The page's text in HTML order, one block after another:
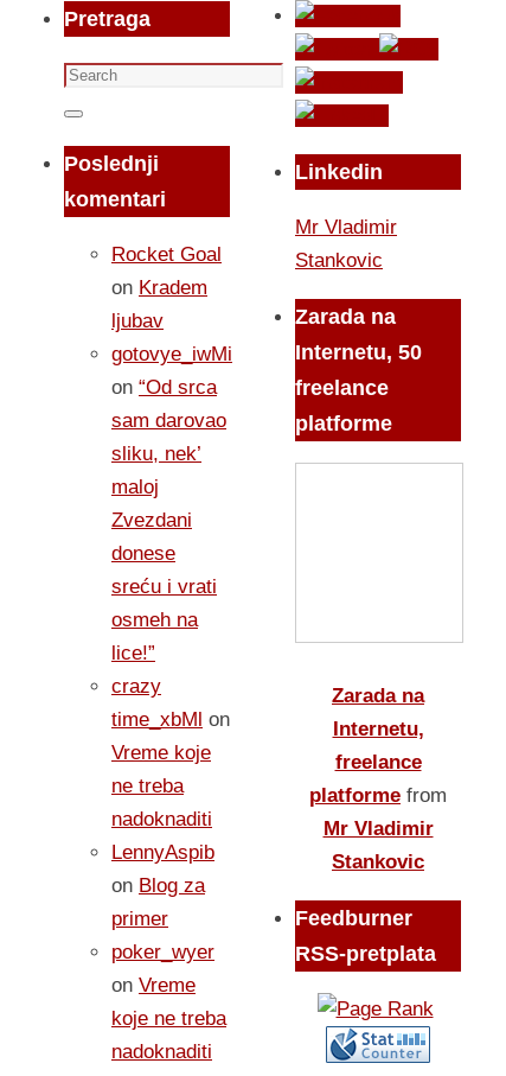
Pretraga
Search
for:
Search
Poslednji
komentari
Rocket Goal
on Kradem
ljubav
gotovye_iwMi
on “Od srca
sam darovao
sliku, nek’
maloj
Zvezdani
donese
sreću i vrati
osmeh na
lice!”
crazy
time_xbMl on
Vreme koje
ne treba
nadoknaditi
LennyAspib
on Blog za
primer
poker_wyer
on Vreme
koje ne treba
nadoknaditi
Linkedin
Mr Vladimir
Stankovic
Zarada na
Internetu, 50
freelance
platforme
Zarada na
Internetu,
freelance
platforme from
Mr Vladimir
Stankovic
Feedburner
RSS-pretplata